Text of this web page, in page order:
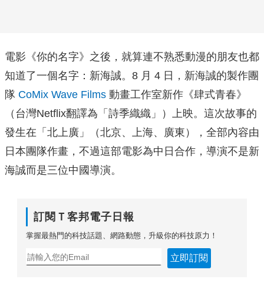
電影《你的名字》之後，就算連不熟悉動漫的朋友也都
知道了一個名字：新海誠。8 月 4 日，新海誠的製作團
隊 CoMix Wave Films 動畫工作室新作《肆式青春》
（台灣Netflix翻譯為「詩季織織」）上映。這次故事的
發生在「北上廣」（北京、上海、廣東），全部內容由
日本團隊作畫，不過這部電影為中日合作，導演不是新
海誠而是三位中國導演。
訂閱Ｔ客邦電子日報
掌握最熱門的科技話題、網路動態，升級你的科技原力！
立即訂閱